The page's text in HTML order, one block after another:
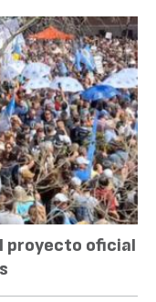
proyecto oficial